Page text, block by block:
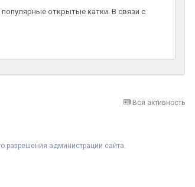
открытые катки. В связи с
Вся активность
разрешения администрации сайта.